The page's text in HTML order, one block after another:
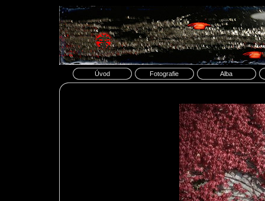
Úvod Fotografie Alba